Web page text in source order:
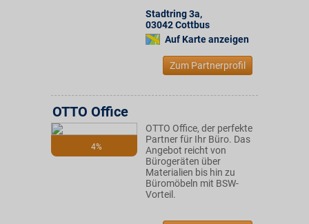
Stadtring 3a,
03042Cottbus
Auf Karte anzeigen
Zum Partnerprofil
4%
OTTO Office
OTTO Office, der perfekte
Partner für Ihr Büro. Das
Angebot reicht von
Bürogeräten über
Materialien bis hin zu
Büromöbeln mit BSW-
Vorteil.